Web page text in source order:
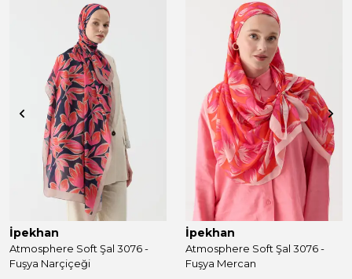
İpekhan
Atmosphere Soft Şal 3076 -
Fuşya Narçiçeği
İpekhan
Atmosphere Soft Şal 3076 -
Fuşya Mercan